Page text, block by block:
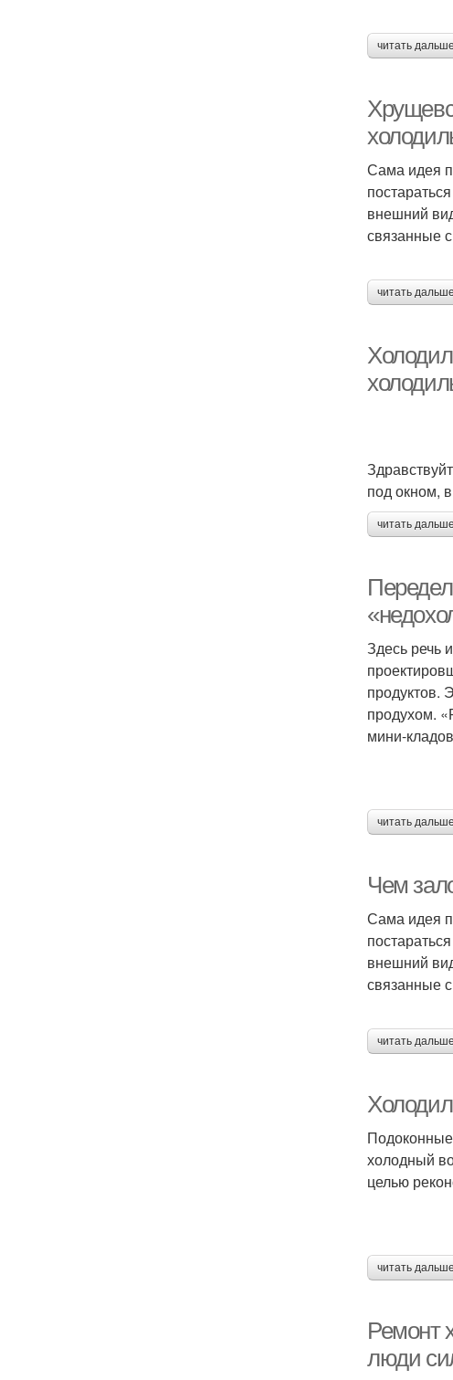
читать
Сама идея
внешний
связанные
читать
под окном,
читать
Здесь речь
продуктов.
продухом.
мини-
читать
Чем
Сама идея
внешний
связанные
читать
холодный
целью
читать
Ремонт
люди